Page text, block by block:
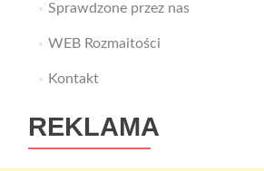
Sprawdzone przez nas
WEB Rozmaitości
Kontakt
REKLAMA